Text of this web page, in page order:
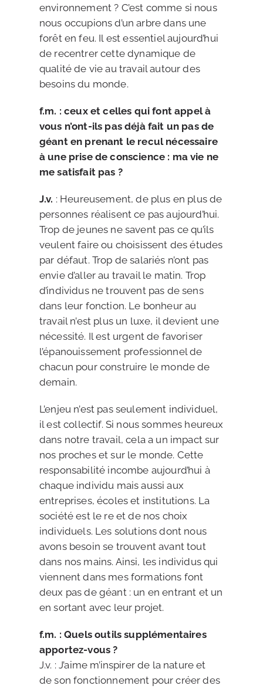
environnement ? C’est comme si nous
nous occupions d’un arbre dans une
forêt en feu. Il est essentiel aujourd’hui
de recentrer cette dynamique de
qualité de vie au travail autour des
besoins du monde.
f.m. : ceux et celles qui font appel à
vous n’ont-ils pas déjà fait un pas de
géant en prenant le recul nécessaire
à une prise de conscience : ma vie ne
me satisfait pas ?
J.v. : Heureusement, de plus en plus de
personnes réalisent ce pas aujourd’hui.
Trop de jeunes ne savent pas ce qu’ils
veulent faire ou choisissent des études
par défaut. Trop de salariés n’ont pas
envie d’aller au travail le matin. Trop
d’individus ne trouvent pas de sens
dans leur fonction. Le bonheur au
travail n’est plus un luxe, il devient une
nécessité. Il est urgent de favoriser
l’épanouissement professionnel de
chacun pour construire le monde de
demain.
L’enjeu n’est pas seulement individuel,
il est collectif. Si nous sommes heureux
dans notre travail, cela a un impact sur
nos proches et sur le monde. Cette
responsabilité incombe aujourd’hui à
chaque individu mais aussi aux
entreprises, écoles et institutions. La
société est le re et de nos choix
individuels. Les solutions dont nous
avons besoin se trouvent avant tout
dans nos mains. Ainsi, les individus qui
viennent dans mes formations font
deux pas de géant : un en entrant et un
en sortant avec leur projet.
f.m. : Quels outils supplémentaires
apportez-vous ?
J.v. : J’aime m’inspirer de la nature et
de son fonctionnement pour créer des